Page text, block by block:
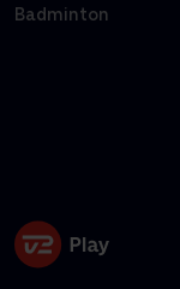
Badminton